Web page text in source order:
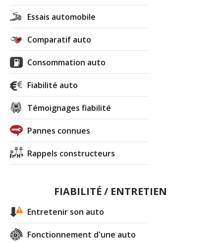
Essais automobile
Comparatif auto
Consommation auto
Fiabilité auto
Témoignages fiabilité
Pannes connues
Rappels constructeurs
FIABILITÉ / ENTRETIEN
Entretenir son auto
Fonctionnement d'une auto